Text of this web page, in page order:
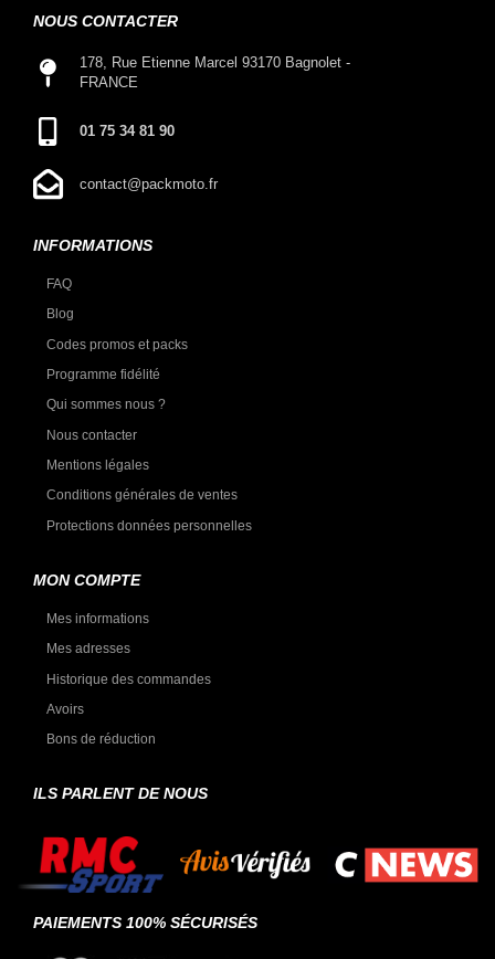
NOUS CONTACTER
178, Rue Etienne Marcel 93170 Bagnolet -
FRANCE
01 75 34 81 90
contact@packmoto.fr
INFORMATIONS
FAQ
Blog
Codes promos et packs
Programme fidélité
Qui sommes nous ?
Nous contacter
Mentions légales
Conditions générales de ventes
Protections données personnelles
MON COMPTE
Mes informations
Mes adresses
Historique des commandes
Avoirs
Bons de réduction
ILS PARLENT DE NOUS
PAIEMENTS 100% SÉCURISÉS